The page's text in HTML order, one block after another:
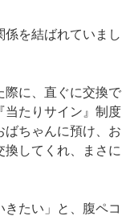
係を結ばれていまし
際に、直ぐに交換で
当たりサイン』制度
ばちゃんに預け、お
換してくれ、まさに
きたい」と、腹ペコ